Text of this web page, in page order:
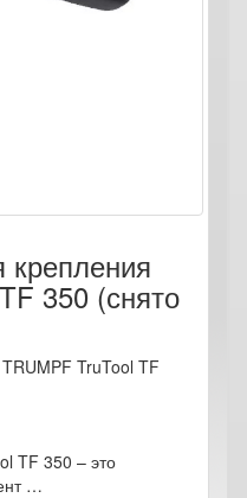
крепления
350 (снято
TruTool TF
TF 350 – это
…